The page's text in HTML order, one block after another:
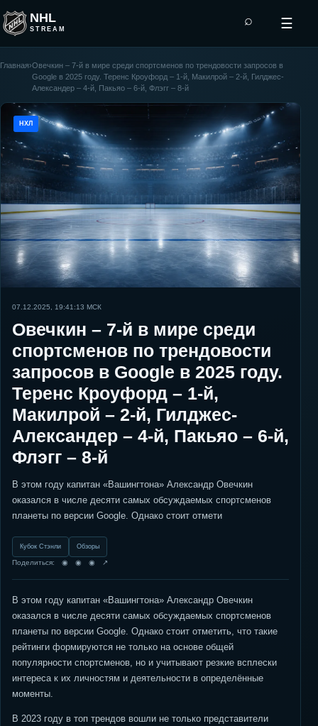
NHL
STREAM
⌕ ☰
Главная›Овечкин – 7-й в мире среди спортсменов по трендовости запросов в
Google в 2025 году. Теренс Кроуфорд – 1-й, Макилрой – 2-й, Гилджес-
Александер – 4-й, Пакьяо – 6-й, Флэгг – 8-й
НХЛ
07.12.2025, 19:41:13 МСК
Овечкин – 7-й в мире среди
спортсменов по трендовости
запросов в Google в 2025 году.
Теренс Кроуфорд – 1-й,
Макилрой – 2-й, Гилджес-
Александер – 4-й, Пакьяо – 6-й,
Флэгг – 8-й
В этом году капитан «Вашингтона» Александр Овечкин
оказался в числе десяти самых обсуждаемых спортсменов
планеты по версии Google. Однако стоит отмети
Кубок Стэнли Обзоры
Поделиться: ◉ ◉ ◉ ↗
В этом году капитан «Вашингтона» Александр Овечкин
оказался в числе десяти самых обсуждаемых спортсменов
планеты по версии Google. Однако стоит отметить, что такие
рейтинги формируются не только на основе общей
популярности спортсменов, но и учитывают резкие всплески
интереса к их личностям и деятельности в определённые
моменты.
В 2023 году в топ трендов вошли не только представители